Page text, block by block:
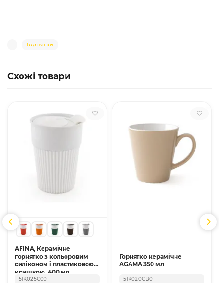
Горнятка
Схожі товари
AFINA, Керамічне
горнятко з кольоровим
силіконом і пластиковою
кришкою, 400 мл
51K025C00
Горнятко керамічне
AGAMA 350 мл
51K020CB0